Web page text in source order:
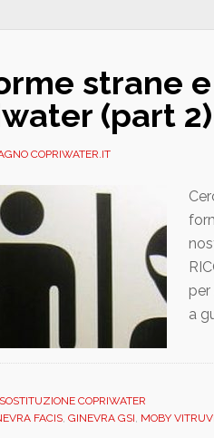
strane
(part 2)
COPRIWATER.IT
per
a
SOSTITUZIONE COPRIWATER
FACIS, GINEVRA GSI, MOBY